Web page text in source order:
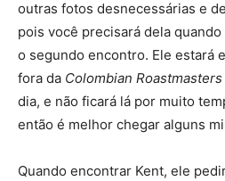
outras fotos desnecessárias e
pois você precisará dela
o segundo encontro. Ele estará
fora da Colombian Roastmasters
dia, e não ficará lá por muito
então é melhor chegar alguns
Quando encontrar Kent, ele